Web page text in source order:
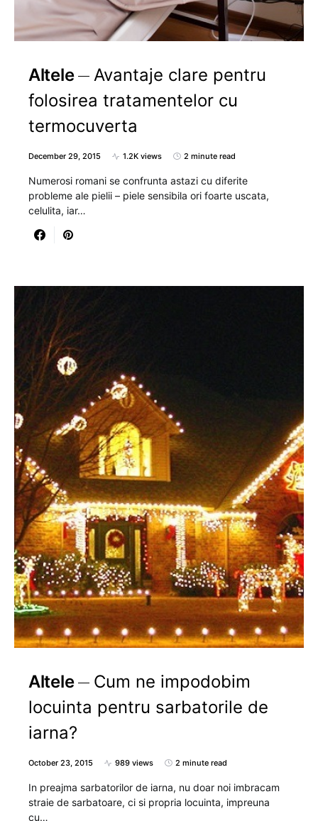
Altele
Avantaje clare pentru
folosirea tratamentelor cu
termocuverta
December 29, 2015 1.2K views 2 minute read
Numerosi romani se confrunta astazi cu diferite
probleme ale pielii – piele sensibila ori foarte uscata,
celulita, iar…
Altele
Cum ne impodobim
locuinta pentru sarbatorile de
iarna?
October 23, 2015 989 views 2 minute read
In preajma sarbatorilor de iarna, nu doar noi imbracam
straie de sarbatoare, ci si propria locuinta, impreuna
cu…